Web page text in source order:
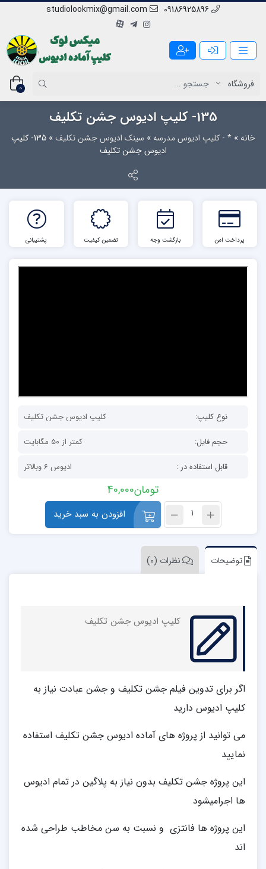
09186925896
studiolookmix@gmail.com
0
135- کلیپ ادیوس جشن تکلیف
خانه»* - کلیپ ادیوس مدرسه» سینک ادیوس جشن تکلیف»
135- کلیپ
ادیوس جشن تکلیف
پرداخت امن بازگشت وجه تضمین کیفیت پشتیبانی
نوع کلیپ:
کلیپ ادیوس جشن تکلیف
حجم فایل:
کمتر از 50 مگابایت
قابل استفاده در :
ادیوس 6 وبالاتر
تومان40,000
افزودن به سبد خرید
توضیحات نظرات (0)
کلیپ ادیوس جشن تکلیف
اگر برای تدوین فیلم جشن تکلیف و جشن عبادت نیاز به
کلیپ ادیوس دارید
می توانید از پروژه های آماده ادیوس جشن تکلیف استفاده
نمایید
این پروژه جشن تکلیف بدون نیاز به پلاگین در تمام ادیوس
ها اجرامیشود
این پروژه ها فانتزی و نسبت به سن مخاطب طراحی شده
اند